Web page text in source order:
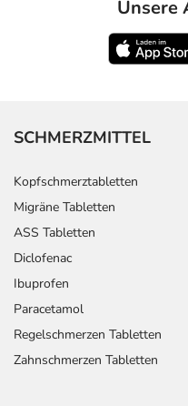
Unsere
SCHMERZMITTEL
Kopfschmerztabletten
Migräne Tabletten
ASS Tabletten
Diclofenac
Ibuprofen
Paracetamol
Regelschmerzen Tabletten
Zahnschmerzen Tabletten